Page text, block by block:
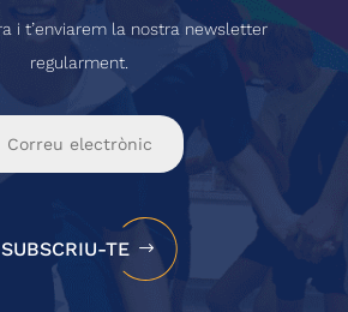
i t’enviarem la nostra newsletter
regularment.
SUBSCRIU-TE